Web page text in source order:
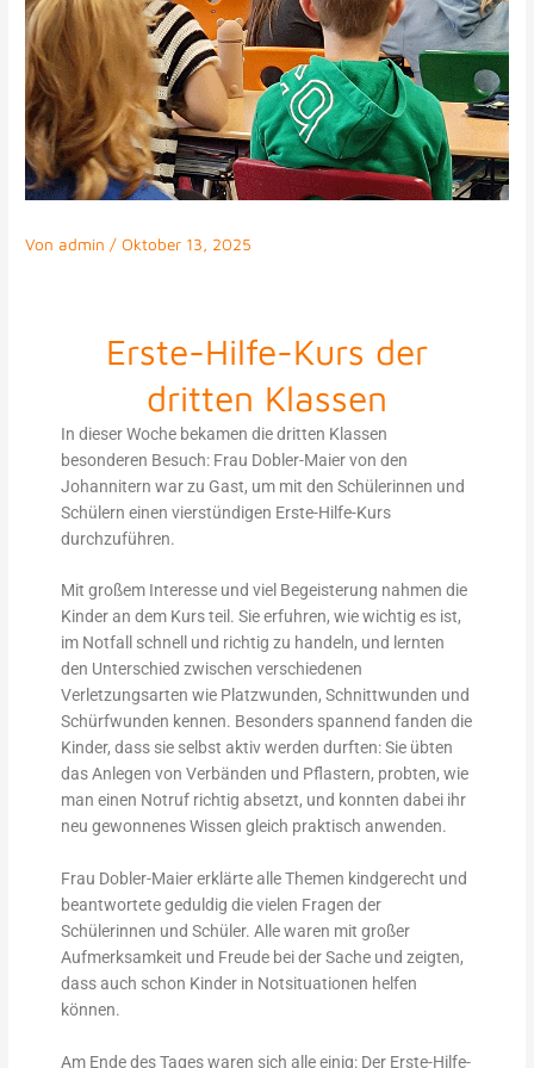
Von admin /Oktober 13, 2025
Erste-Hilfe-Kurs der
dritten Klassen
In dieser Woche bekamen die dritten Klassen
besonderen Besuch: Frau Dobler-Maier von den
Johannitern war zu Gast, um mit den Schülerinnen und
Schülern einen vierstündigen Erste-Hilfe-Kurs
durchzuführen.
Mit großem Interesse und viel Begeisterung nahmen die
Kinder an dem Kurs teil. Sie erfuhren, wie wichtig es ist,
im Notfall schnell und richtig zu handeln, und lernten
den Unterschied zwischen verschiedenen
Verletzungsarten wie Platzwunden, Schnittwunden und
Schürfwunden kennen. Besonders spannend fanden die
Kinder, dass sie selbst aktiv werden durften: Sie übten
das Anlegen von Verbänden und Pflastern, probten, wie
man einen Notruf richtig absetzt, und konnten dabei ihr
neu gewonnenes Wissen gleich praktisch anwenden.
Frau Dobler-Maier erklärte alle Themen kindgerecht und
beantwortete geduldig die vielen Fragen der
Schülerinnen und Schüler. Alle waren mit großer
Aufmerksamkeit und Freude bei der Sache und zeigten,
dass auch schon Kinder in Notsituationen helfen
können.
Am Ende des Tages waren sich alle einig: Der Erste-Hilfe-